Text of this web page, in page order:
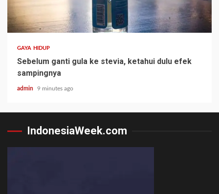
GAYA HIDUP
Sebelum ganti gula ke stevia, ketahui dulu efek
sampingnya
admin 9 minutes ago
IndonesiaWeek.com